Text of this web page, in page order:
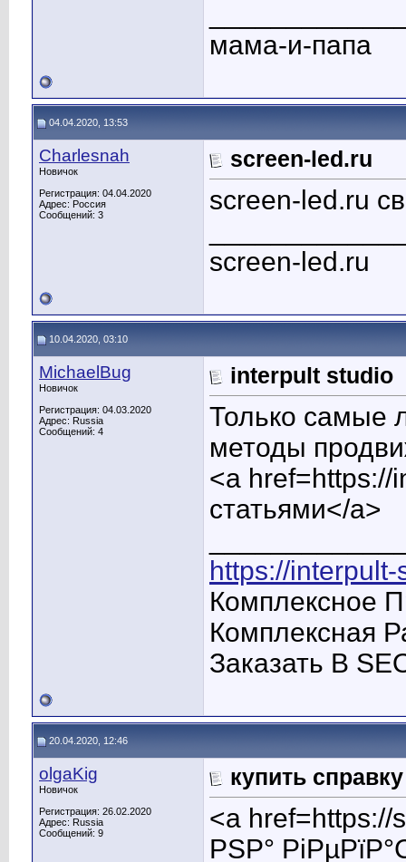
мама-и-папа
04.04.2020, 13:53
Charlesnah
Новичок
Регистрация: 04.04.2020
Адрес: Россия
Сообщений: 3
screen-led.ru
screen-led.ru
screen-led.ru
10.04.2020, 03:10
MichaelBug
Новичок
Регистрация: 04.03.2020
Адрес: Russia
Сообщений: 4
interpult studio
Только самые
методы
<a href=https://
статьями</a>
https://
Комплексное
Комплексная
Заказать В
20.04.2020, 12:46
olgaKig
Новичок
Регистрация: 26.02.2020
Адрес: Russia
Сообщений: 9
купить
<a href=https://
РЅР°